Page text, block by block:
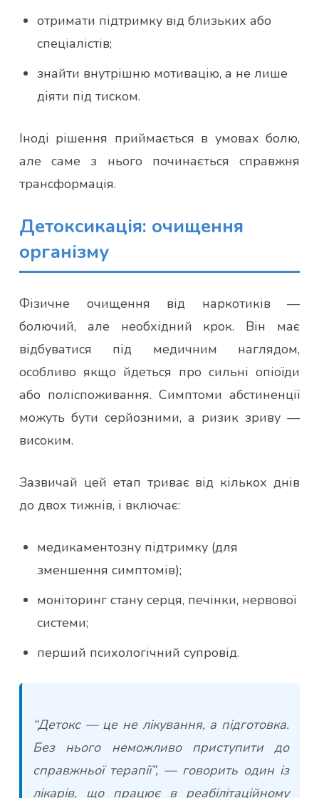
отримати підтримку від близьких або
спеціалістів;
знайти внутрішню мотивацію, а не лише
діяти під тиском.
Іноді рішення приймається в умовах болю,
але саме з нього починається справжня
трансформація.
Детоксикація: очищення
організму
Фізичне очищення від наркотиків —
болючий, але необхідний крок. Він має
відбуватися під медичним наглядом,
особливо якщо йдеться про сильні опіоїди
або поліспоживання. Симптоми абстиненції
можуть бути серйозними, а ризик зриву —
високим.
Зазвичай цей етап триває від кількох днів
до двох тижнів, і включає:
медикаментозну підтримку (для
зменшення симптомів);
моніторинг стану серця, печінки, нервової
системи;
перший психологічний супровід.
“Детокс — це не лікування, а підготовка.
Без нього неможливо приступити до
справжньої терапії”, — говорить один із
лікарів, що працює в реабілітаційному